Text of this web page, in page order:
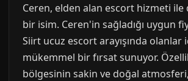
Ceren, elden alan escort hizmeti ile
bir isim. Ceren'in sağladığı uygun
Siirt ucuz escort arayışında olanlar
mükemmel bir fırsat sunuyor.
bölgesinin sakin ve doğal